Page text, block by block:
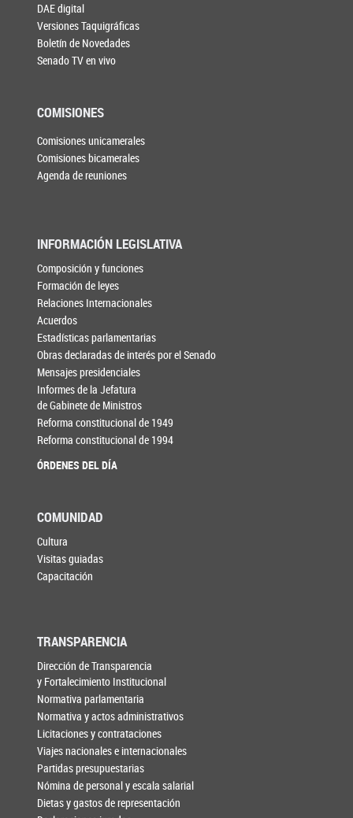
DAE digital
Versiones Taquigráficas
Boletín de Novedades
Senado TV en vivo
COMISIONES
Comisiones unicamerales
Comisiones bicamerales
Agenda de reuniones
INFORMACIÓN LEGISLATIVA
Composición y funciones
Formación de leyes
Relaciones Internacionales
Acuerdos
Estadísticas parlamentarias
Obras declaradas de interés por el Senado
Mensajes presidenciales
Informes de la Jefatura
de Gabinete de Ministros
Reforma constitucional de 1949
Reforma constitucional de 1994
ÓRDENES DEL DÍA
COMUNIDAD
Cultura
Visitas guiadas
Capacitación
TRANSPARENCIA
Dirección de Transparencia
y Fortalecimiento Institucional
Normativa parlamentaria
Normativa y actos administrativos
Licitaciones y contrataciones
Viajes nacionales e internacionales
Partidas presupuestarias
Nómina de personal y escala salarial
Dietas y gastos de representación